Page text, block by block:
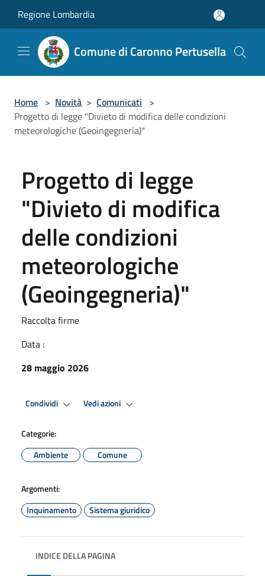
Regione Lombardia
Comune di Caronno Pertusella
Home > Novità > Comunicati >
Progetto di legge "Divieto di modifica delle condizioni
meteorologiche (Geoingegneria)"
Progetto di legge
"Divieto di modifica
delle condizioni
meteorologiche
(Geoingegneria)"
Raccolta firme
Data :
28 maggio 2026
Condividi Vedi azioni
Categorie:
Ambiente
Comune
Argomenti:
Inquinamento
Sistema giuridico
INDICE DELLA PAGINA